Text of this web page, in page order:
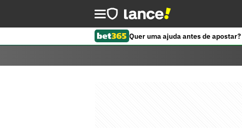
Quer uma ajuda antes de apostar?